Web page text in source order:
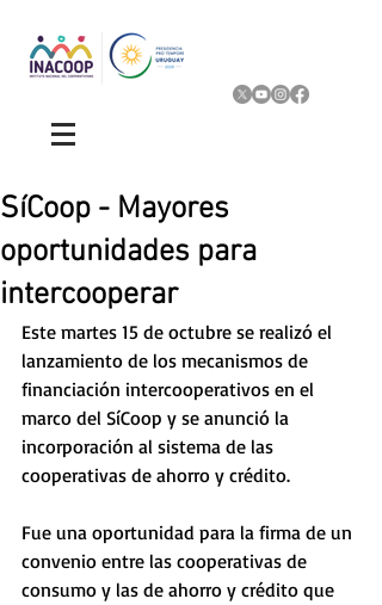
SíCoop - Mayores
oportunidades para
intercooperar
Este martes 15 de octubre se realizó el
lanzamiento de los mecanismos de
financiación intercooperativos en el
marco del SíCoop y se anunció la
incorporación al sistema de las
cooperativas de ahorro y crédito.
Fue una oportunidad para la firma de un
convenio entre las cooperativas de
consumo y las de ahorro y crédito que